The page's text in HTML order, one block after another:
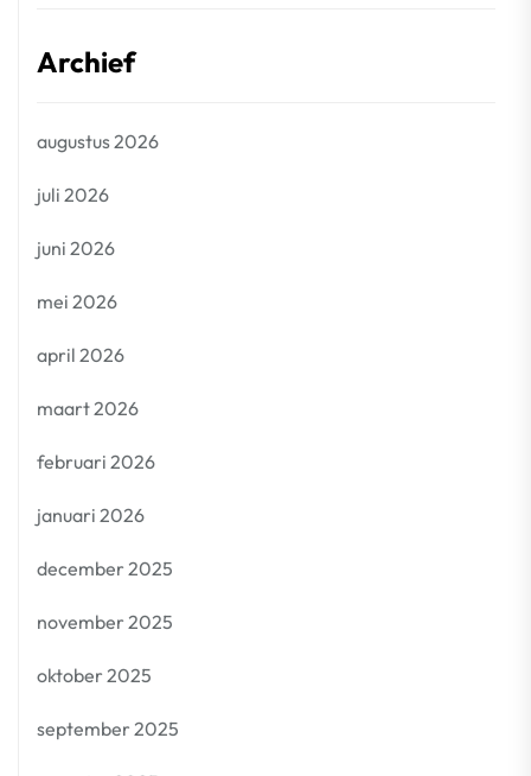
Archief
augustus 2026
juli 2026
juni 2026
mei 2026
april 2026
maart 2026
februari 2026
januari 2026
december 2025
november 2025
oktober 2025
september 2025